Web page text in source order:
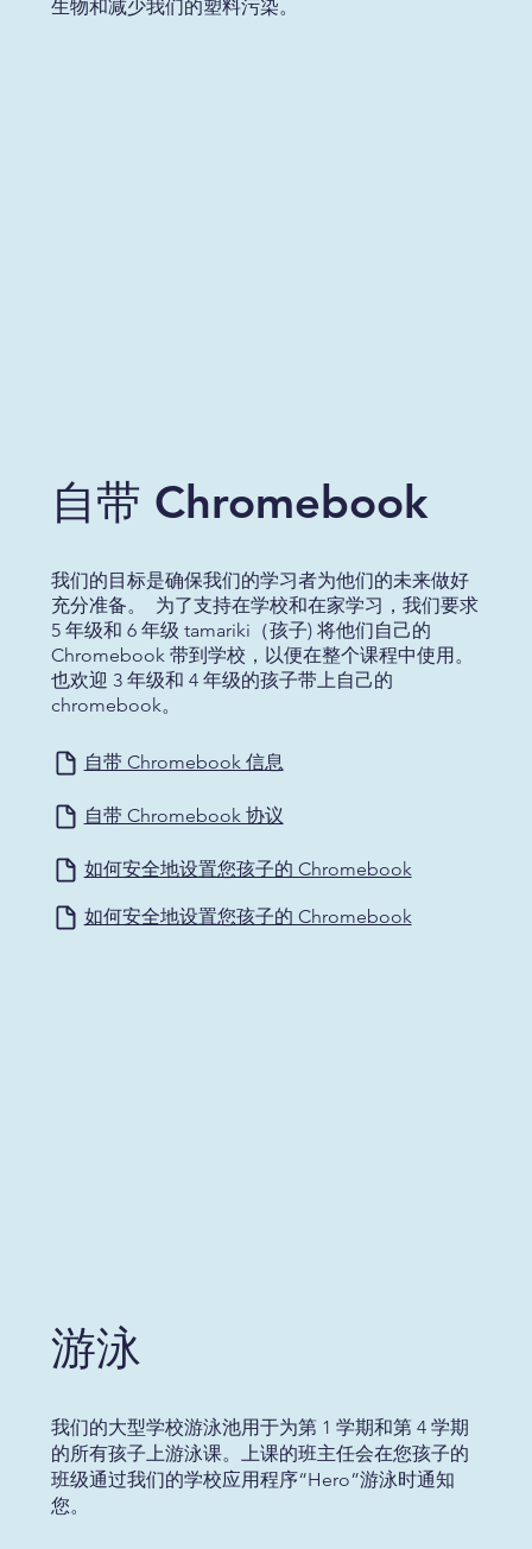
生物和减少我们的塑料污染。
自带 Chromebook
我们的目标是确保我们的学习者为他们的未来做好
充分准备。 为了支持在学校和在家学习，我们要求
5 年级和 6 年级 tamariki（孩子) 将他们自己的
Chromebook 带到学校，以便在整个课程中使用。
也欢迎 3 年级和 4 年级的孩子带上自己的
chromebook。
如何安全地设置您孩子的 Chromebook
自带 Chromebook 信息
自带 Chromebook 协议
如何安全地设置您孩子的 Chromebook
游泳
我们的大型学校游泳池用于为第 1 学期和第 4 学期
的所有孩子上游泳课。上课的班主任会在您孩子的
班级通过我们的学校应用程序“Hero”游泳时通知
您。